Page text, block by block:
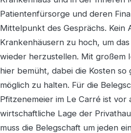
Patientenfürsorge und deren
Mittelpunkt des Gesprächs. Kein
Krankenhäusern zu hoch, um
wieder herzustellen. Mit großem
hier bemüht, dabei die Kosten so
möglich zu halten. Für die
Pfitzenemeier im Le Carré ist vor
wirtschaftliche Lage der
muss die Belegschaft um jeden